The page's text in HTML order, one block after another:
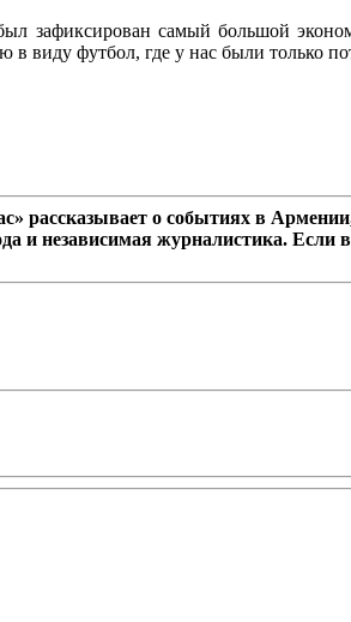
зафиксирован самый большой
виду футбол, где у нас были только
рассказывает о событиях в
и независимая журналистика.